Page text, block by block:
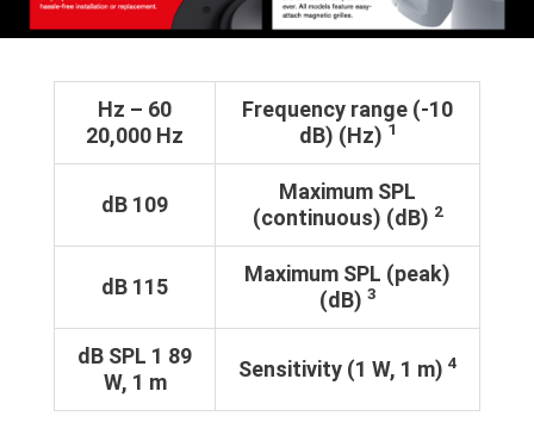
Frequency range (-10
dB) (Hz) 1
60 Hz –
20,000 Hz
Maximum SPL
(continuous) (dB) 2
109 dB
Maximum SPL (peak)
(dB) 3
115 dB
Sensitivity (1 W, 1 m) 4
89 dB SPL 1
W, 1 m